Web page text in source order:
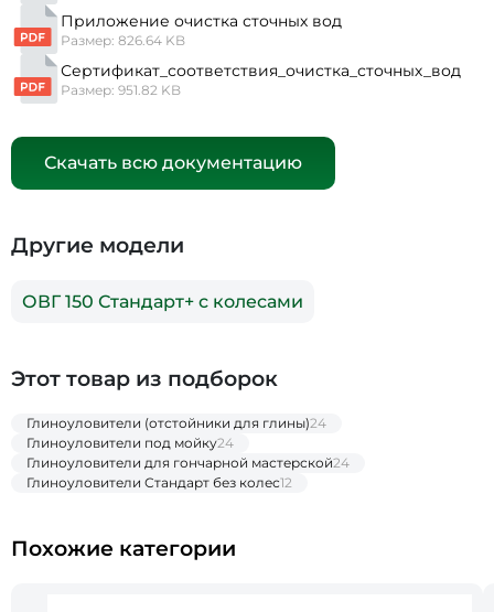
Приложение очистка сточных вод
Размер: 826.64 KB
Сертификат_соответствия_очистка_сточных_вод
Размер: 951.82 KB
Скачать всю документацию
Другие модели
ОВГ 150 Стандарт+ с колесами
Этот товар из подборок
Глиноуловители (отстойники для глины)24
Глиноуловители под мойку24
Глиноуловители для гончарной мастерской24
Глиноуловители Стандарт без колес12
Похожие категории